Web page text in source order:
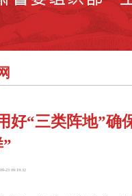
好“三类阵地”确
23 09:19:32